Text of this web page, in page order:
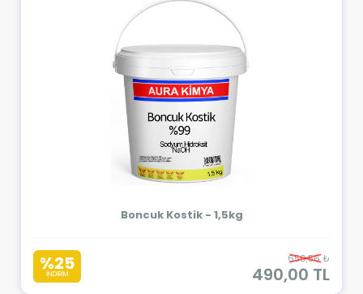
Boncuk Kostik - 1,5kg
%25
İNDİRİM
650,56 ₺
490,00 TL